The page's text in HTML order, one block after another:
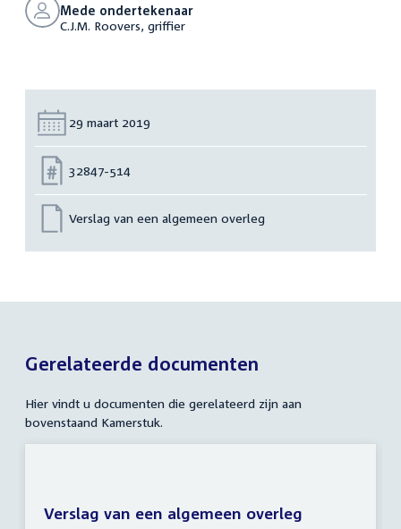
Mede ondertekenaar
C.J.M. Roovers, griffier
Datum:
29 maart 2019
Nummer:
32847-514
Verslag van een algemeen overleg
Gerelateerde documenten
Hier vindt u documenten die gerelateerd zijn aan
bovenstaand Kamerstuk.
Verslag van een algemeen overleg